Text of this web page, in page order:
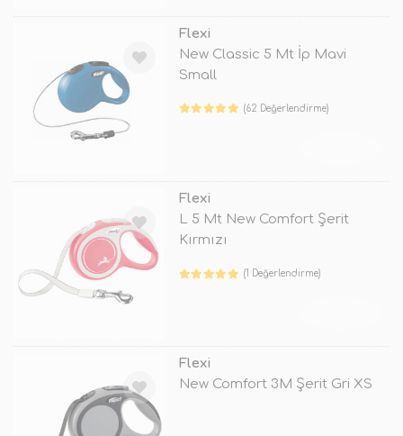
Flexi
New Classic 5 Mt İp Mavi
Small
(62 Değerlendirme)
Flexi
L 5 Mt New Comfort Şerit
Kırmızı
(1 Değerlendirme)
Flexi
New Comfort 3M Şerit Gri XS